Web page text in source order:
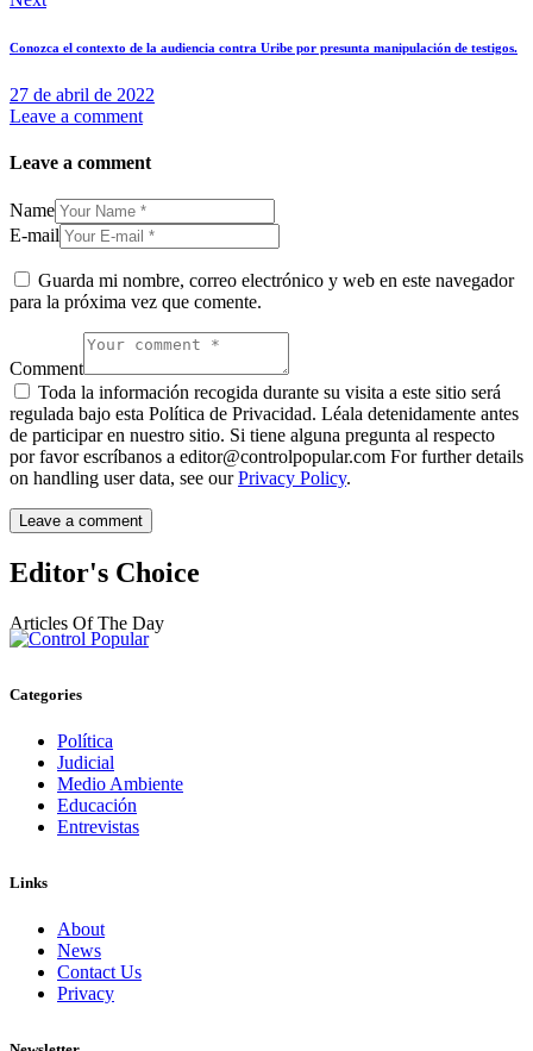
Conozca el contexto de la audiencia contra Uribe por presunta manipulación de testigos.
27 de abril de 2022
Leave a comment
Leave a comment
Name
E-mail
Guarda mi nombre, correo electrónico y web en este navegador
para la próxima vez que comente.
Comment
Toda la información recogida durante su visita a este sitio será
regulada bajo esta Política de Privacidad. Léala detenidamente antes
de participar en nuestro sitio. Si tiene alguna pregunta al respecto
por favor escríbanos a editor@controlpopular.com For further details
on handling user data, see ourPrivacy Policy.
Editor's Choice
Articles Of The Day
Categories
Política
Judicial
Medio Ambiente
Educación
Entrevistas
Links
About
News
Contact Us
Privacy